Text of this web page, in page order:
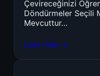
Çevireceğinizi
Döndürmeler Seçili
Mevcuttur…
Leer más →